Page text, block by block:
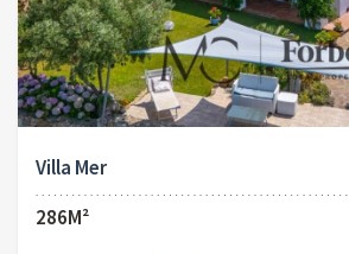
Villa Mer
286M²